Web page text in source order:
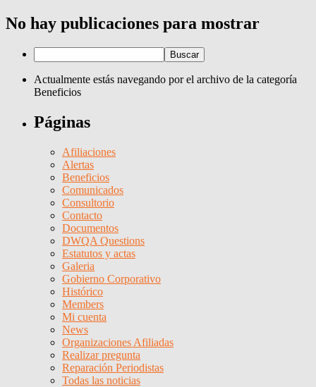
No hay publicaciones para mostrar
Actualmente estás navegando por el archivo de la categoría
Beneficios
Páginas
Afiliaciones
Alertas
Beneficios
Comunicados
Consultorio
Contacto
Documentos
DWQA Questions
Estatutos y actas
Galeria
Gobierno Corporativo
Histórico
Members
Mi cuenta
News
Organizaciones Afiliadas
Realizar pregunta
Reparación Periodistas
Todas las noticias